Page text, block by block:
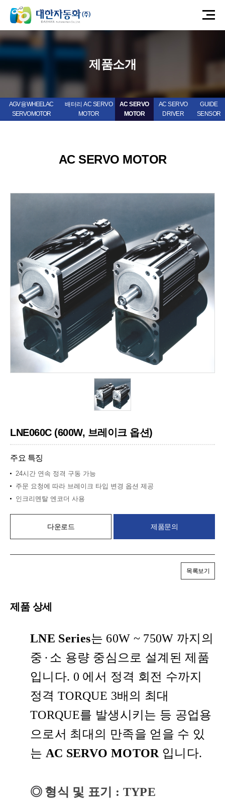
제품소개
AGV 용 WHEEL AC
SERVO MOTOR
배터리 AC SERVO
MOTOR
AC SERVO
MOTOR
AC SERVO
DRIVER
GUIDE
SENSOR
AC SERVO MOTOR
LNE060C (600W, 브레이크 옵션)
주요 특징
24시간 연속 정격 구동 가능
주문 요청에 따라 브레이크 타입 변경 옵션 제공
인크리멘탈 엔코더 사용
다운로드 제품문의
목록보기
제품 상세
LNE Series는 60W ~ 750W 까지의
중 · 소 용량 중심으로 설계된 제품
입니다. 0 에서 정격 회전 수까지
정격 TORQUE 3배의 최대
TORQUE를 발생시키는 등 공업용
으로서 최대의 만족을 얻을 수 있
는 AC SERVO MOTOR 입니다.
◎ 형식 및 표기 : TYPE